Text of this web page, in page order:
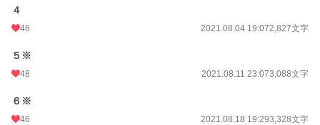
４
46 2021.08.04 19:072,827文字
５※
48 2021.08.11 23:073,088文字
６※
46 2021.08.18 19:293,328文字